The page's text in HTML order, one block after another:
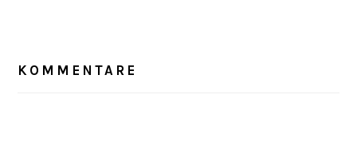
INTERAKTIONEN
KOMMENTARE